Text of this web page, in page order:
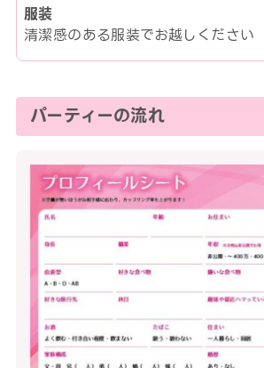
服装
清潔感のある服装でお越しください
パーティーの流れ